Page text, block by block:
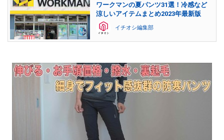
ワークマンの夏パンツ31選！冷感など
涼しいアイテムまとめ2023年最新版
イチオシ編集部